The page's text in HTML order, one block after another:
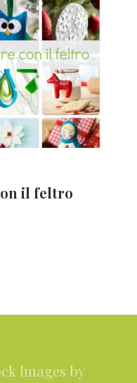
il feltro
Images by